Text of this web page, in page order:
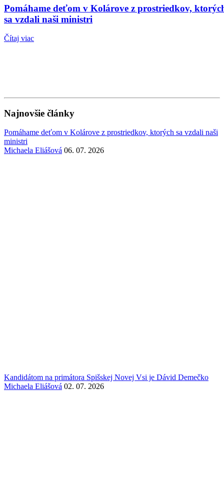
Pomáhame deťom v Kolárove z prostriedkov,
sa vzdali naši ministri
Čítaj viac
Najnovšie články
Pomáhame deťom v Kolárove z prostriedkov, ktorých sa vzdali naši
ministri
Michaela Eliášová 06. 07. 2026
Kandidátom na primátora Spišskej Novej Vsi je Dávid Demečko
Michaela Eliášová 02. 07. 2026